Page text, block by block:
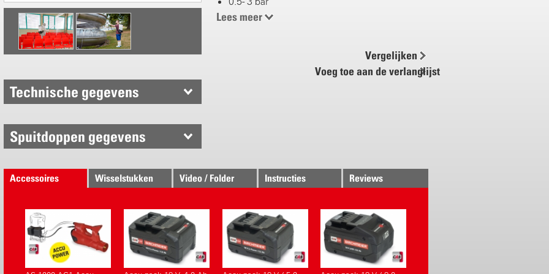
0.07 - 0.11 l / min, met speciaal spuitdop NF
18 V Li-Power / 2.0 Ah
1x Vlakstraal sproeidop van kunststof
Heruitgevonden ergonomie
Kliksysteem op gordel
Snelwisselsysteem voor accu-pack
Spuitstok 50 cm van roestvrij staal
Lees meer
Vergelijken
Voeg toe aan de verlanglijst
Technische gegevens
Spuitdoppen gegevens
Accessoires Wisselstukken Video / Folder Instructies Reviews